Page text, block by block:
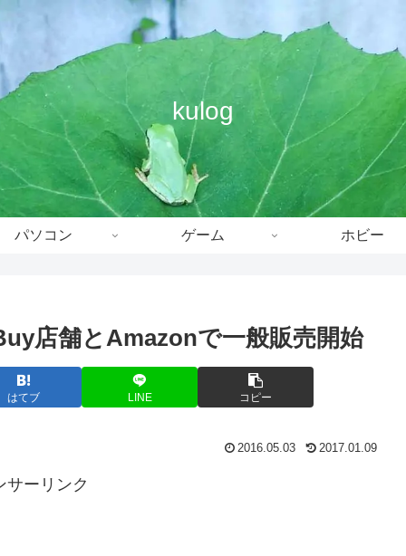
kulog
パソコン ゲーム ホビー
店舗とAmazonで一般販売開始
はてブ LINE コピー
2016.05.03 2017.01.09
サーリンク